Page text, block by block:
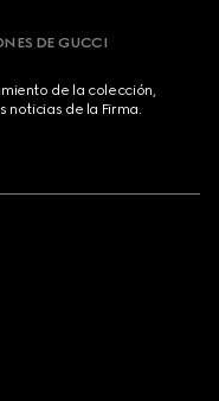
DE GUCCI
de la colección,
noticias de la Firma.